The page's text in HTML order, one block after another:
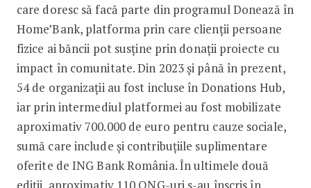
care doresc să facă parte din programul Donează în
Home’Bank, platforma prin care clienții persoane
fizice ai băncii pot susține prin donații proiecte cu
impact în comunitate. Din 2023 și până în prezent,
54 de organizații au fost incluse în Donations Hub,
iar prin intermediul platformei au fost mobilizate
aproximativ 700.000 de euro pentru cauze sociale,
sumă care include și contribuțiile suplimentare
oferite de ING Bank România. În ultimele două
ediții, aproximativ 110 ONG-uri s-au înscris în